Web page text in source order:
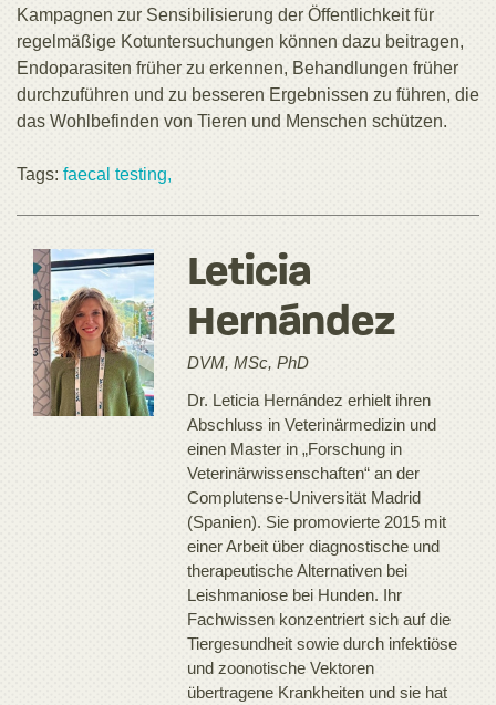
Kampagnen zur Sensibilisierung der Öffentlichkeit für
regelmäßige Kotuntersuchungen können dazu beitragen,
Endoparasiten früher zu erkennen, Behandlungen früher
durchzuführen und zu besseren Ergebnissen zu führen, die
das Wohlbefinden von Tieren und Menschen schützen.
Tags: faecal testing,
Leticia
Hernández
DVM, MSc, PhD
Dr. Leticia Hernández erhielt ihren
Abschluss in Veterinärmedizin und
einen Master in „Forschung in
Veterinärwissenschaften“ an der
Complutense-Universität Madrid
(Spanien). Sie promovierte 2015 mit
einer Arbeit über diagnostische und
therapeutische Alternativen bei
Leishmaniose bei Hunden. Ihr
Fachwissen konzentriert sich auf die
Tiergesundheit sowie durch infektiöse
und zoonotische Vektoren
übertragene Krankheiten und sie hat